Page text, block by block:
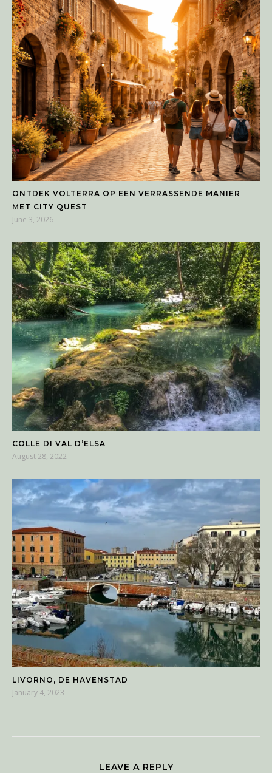
ONTDEK VOLTERRA OP EEN VERRASSENDE MANIER
MET CITY QUEST
June 3, 2026
COLLE DI VAL D’ELSA
August 28, 2022
LIVORNO, DE HAVENSTAD
January 4, 2023
LEAVE A REPLY